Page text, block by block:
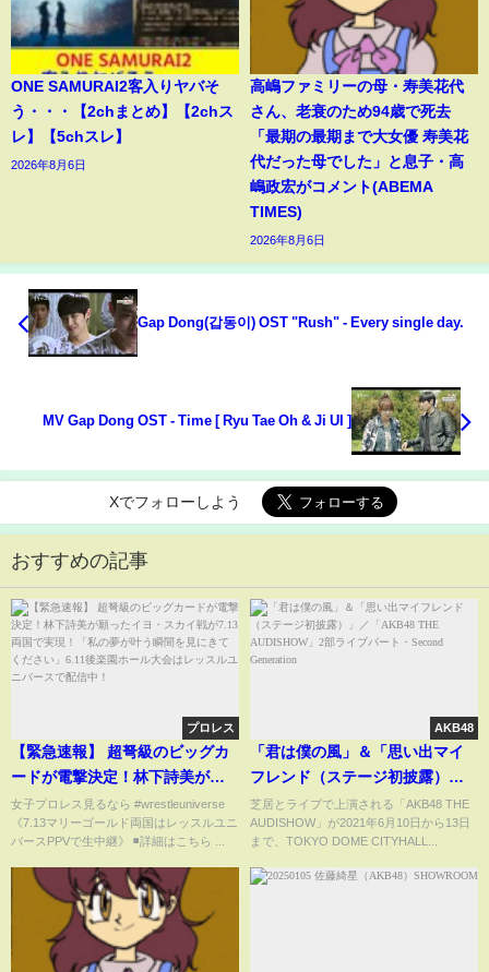
ONE SAMURAI2客入りヤバそ
う・・・【2chまとめ】【2chス
レ】【5chスレ】
2026年8月6日
高嶋ファミリーの母・寿美花代
さん、老衰のため94歳で死去
「最期の最期まで大女優 寿美花
代だった母でした」と息子・高
嶋政宏がコメント(ABEMA
TIMES)
2026年8月6日
Gap Dong(갑동이) OST "Rush" - Every single day.
MV Gap Dong OST - Time [ Ryu Tae Oh & Ji UI ]
Xでフォローしよう
おすすめの記事
プロレス
【緊急速報】 超弩級のビッグカ
ードが電撃決定！林下詩美が願
ったイヨ・スカイ戦が7.13両国
で実現！「私の夢が叶う瞬間を
見にきてください」6.11後楽園
ホール大会はレッスルユニバー
スで配信中！
女子プロレス見るなら #wrestleuniverse
《7.13マリーゴールド両国はレッスルユニ
バースPPVで生中継》 ◾️詳細はこちら ...
AKB48
「君は僕の風」＆「思い出マイ
フレンド（ステージ初披露）」
／「AKB48 THE AUDISHOW」2
部ライブパート・Second
Generation
芝居とライブで上演される「AKB48 THE
AUDISHOW」が2021年6月10日から13日
まで、TOKYO DOME CITYHALL...